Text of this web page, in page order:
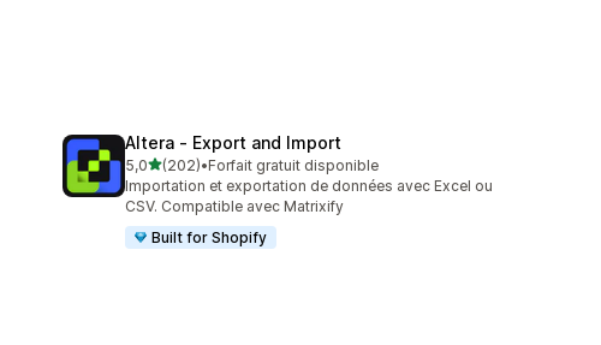
Altera ‑ Export and Import
5,0étoile(s) sur 5
(202)
202 avis au total
•Forfait gratuit disponible
Importation et exportation de données avec Excel ou
CSV. Compatible avec Matrixify
Built for Shopify